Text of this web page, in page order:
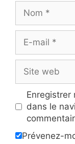
mail
web
Enregistrer
dans le
Prévenez-